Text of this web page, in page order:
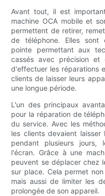
Avant tout, il est
machine OCA mobile et
permettent de retirer,
de téléphone. Elles sont
pointe permettant aux
cassés avec précision et
d'effectuer les réparations
clients de laisser leurs
une longue période.
L'un des principaux
pour la réparation de
du service. Avec les
les clients devaient
pendant plusieurs jours,
l'écran. Grâce à une
peuvent se déplacer chez
sur place. Cela permet
mais aussi de limiter les
prolongée de son appareil.